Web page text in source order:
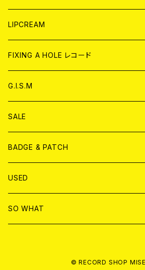
CD
ANALOG
WORLD
CD
ANALOG
JAPAN
CD
ANALOG
WORLD
CD
ANALOG
LIPCREAM
CD
アナログ
DVD
T-shirt & WEAR
FIXING A HOLE レコード
G.I.S.M
CD
ANALOG
T-SHIRT & WEAR
DVD
SALE
BADGE & PATCH
BADGE
PATCH
USED
書籍
SO WHAT
© RECORD SHOP